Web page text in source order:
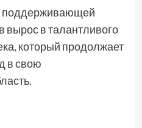
поддерживающей
в талантливого
который продолжает
в свою